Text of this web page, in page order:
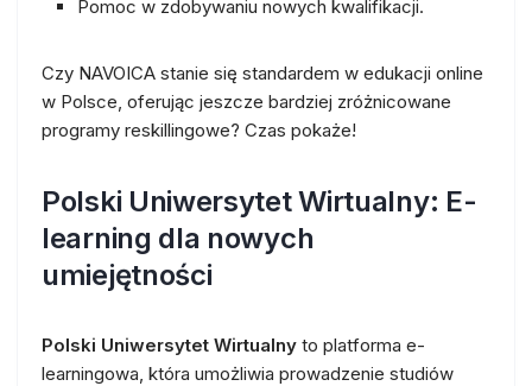
Pomoc w zdobywaniu nowych kwalifikacji.
Czy NAVOICA stanie się standardem w edukacji online
w Polsce, oferując jeszcze bardziej zróżnicowane
programy reskillingowe? Czas pokaże!
Polski Uniwersytet Wirtualny: E-
learning dla nowych
umiejętności
Polski Uniwersytet Wirtualny to platforma e-
learningowa, która umożliwia prowadzenie studiów